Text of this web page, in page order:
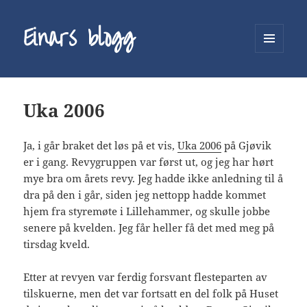
Einars blogg
WIDGETER
Uka 2006
Ja, i går braket det løs på et vis,Uka 2006 på Gjøvik
er i gang. Revygruppen var først ut, og jeg har hørt
mye bra om årets revy. Jeg hadde ikke anledning til å
dra på den i går, siden jeg nettopp hadde kommet
hjem fra styremøte i Lillehammer, og skulle jobbe
senere på kvelden. Jeg får heller få det med meg på
tirsdag kveld.
Etter at revyen var ferdig forsvant flesteparten av
tilskuerne, men det var fortsatt en del folk på Huset